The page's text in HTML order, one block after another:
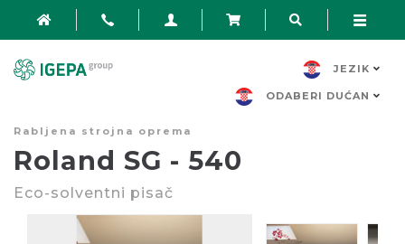
JEZIK
ODABERI DUĆAN
Rabljena strojna oprema
Roland SG - 540
Eco-solventni pisač